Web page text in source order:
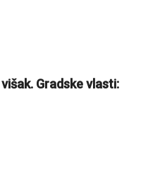
Gradske vlasti: